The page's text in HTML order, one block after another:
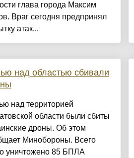
глава города Максим
Враг сегодня предпринял
атак...
над областью сбивали
над территорией
области были сбиты
дроны. Об этом
Минобороны. Всего
уничтожено 85 БПЛА